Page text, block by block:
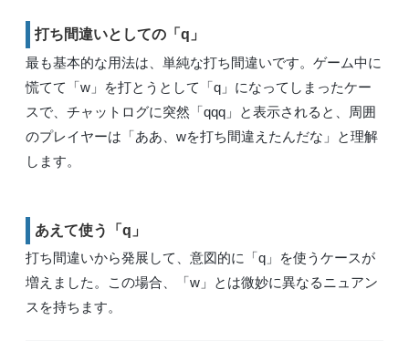
打ち間違いとしての「q」
最も基本的な用法は、単純な打ち間違いです。ゲーム中に
慌てて「w」を打とうとして「q」になってしまったケー
スで、チャットログに突然「qqq」と表示されると、周囲
のプレイヤーは「ああ、wを打ち間違えたんだな」と理解
します。
あえて使う「q」
打ち間違いから発展して、意図的に「q」を使うケースが
増えました。この場合、「w」とは微妙に異なるニュアン
スを持ちます。